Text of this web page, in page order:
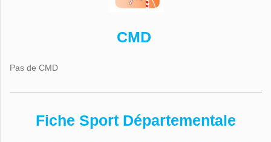
CMD
Pas de CMD
Fiche Sport Départementale